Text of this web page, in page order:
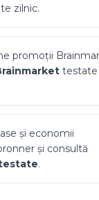
zilnic.
promoții
testate
și economii
și consultă
.